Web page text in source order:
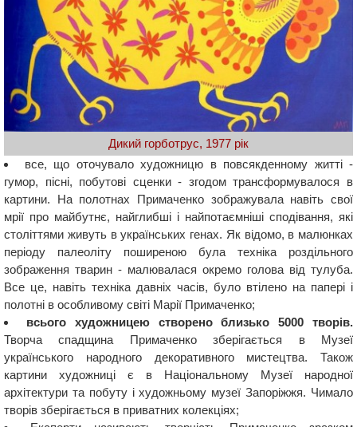
Дикий горботрус, 1977 рік
все, що оточувало художницю в повсякденному житті -
гумор, пісні, побутові сценки - згодом трансформувалося в
картини. На полотнах Примаченко зображувала навіть свої
мрії про майбутнє, найглибші і найпотаємніші сподівання, які
століттями живуть в українських генах. Як відомо, в малюнках
періоду палеоліту поширеною була техніка роздільного
зображення тварин - малювалася окремо голова від тулуба.
Все це, навіть техніка давніх часів, було втілено на папері і
полотні в особливому світі Марії Примаченко;
всього художницею створено близько 5000 творів.
Творча спадщина Примаченко зберігається в Музеї
українського народного декоративного мистецтва. Також
картини художниці є в Національному Музеї народної
архітектури та побуту і художньому музеї Запоріжжя. Чимало
творів зберігається в приватних колекціях;